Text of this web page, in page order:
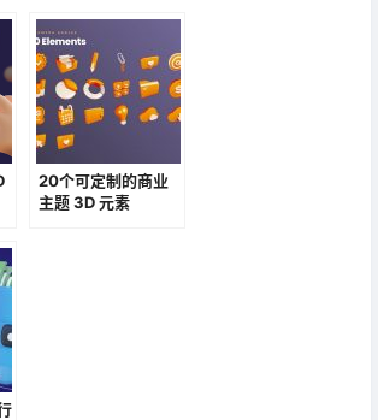
20个可定制的商业
主题 3D 元素